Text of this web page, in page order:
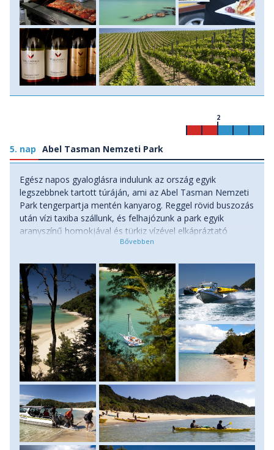
5. nap Abel Tasman Nemzeti Park
2
Egész napos gyaloglásra indulunk az ország egyik
legszebbnek tartott túráján, ami az Abel Tasman Nemzeti
Park tengerpartja mentén kanyarog. Reggel rövid buszozás
után vízi taxiba szállunk, és felhajózunk a park egyik
aranyszínű homokjával és türkiz vízével elkápráztató
öblébe. Kicsit ejtőzünk a parton, majd a partszakaszt
buszt hagytuk. A nap folyamán számos látványos öblöt és
hívogató tengerpartot érintünk. Aki a szárazföld helyett a
vízen kíván hosszabb időt tölteni, annak a nemzeti park
szervezésében ajánlunk egy egész napos tengeri
kajakozással és fókalessel egybekötött programot. (a túra
távja: 16-18 km, 300 méter felfele, 300 méter lefele,
menetidő: 5-6 óra). Szállás: apartmanban vagy szállóban.